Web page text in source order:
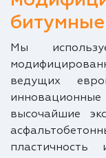
Мы
ведущих
высочайшие
пластичность